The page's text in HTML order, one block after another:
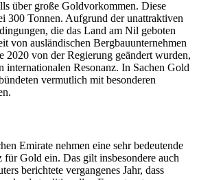
über große Goldvorkommen. Diese
300 Tonnen. Aufgrund der unattraktiven
die das Land am Nil geboten
von ausländischen Bergbauunternehmen
2020 von der Regierung geändert wurden,
internationalen Resonanz. In Sachen Gold
vermutlich mit besonderen
Emirate nehmen eine sehr bedeutende
Gold ein. Das gilt insbesondere auch
berichtete vergangenes Jahr, dass